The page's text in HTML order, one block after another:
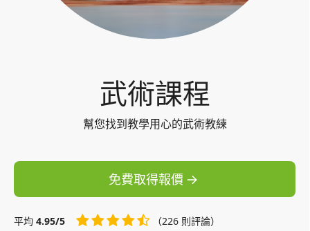
武術課程
幫您找到教學用心的武術教練
免費取得報價
平均 4.95/5
（226 則評論）